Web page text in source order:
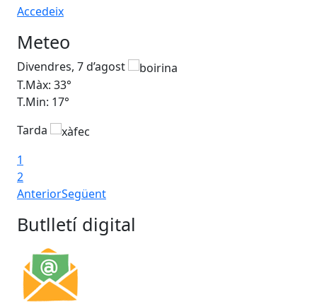
Accedeix
Meteo
Divendres, 7 d’agost
T.Màx: 33°
T.Min: 17°
Tarda
1
2
AnteriorSegüent
Butlletí digital